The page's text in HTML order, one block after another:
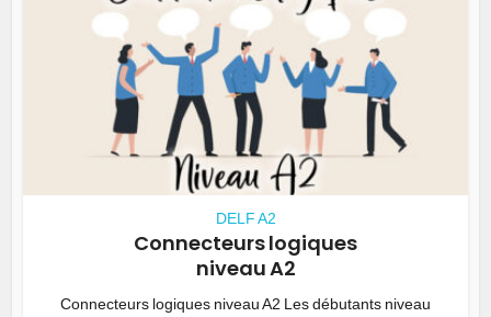
DELF A2
Connecteurs logiques
niveau A2
Connecteurs logiques niveau A2 Les débutants niveau